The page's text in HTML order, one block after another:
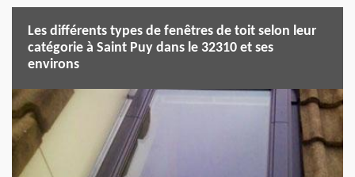
Les différents types de fenêtres de toit selon leur
catégorie à Saint Puy dans le 32310 et ses
environs